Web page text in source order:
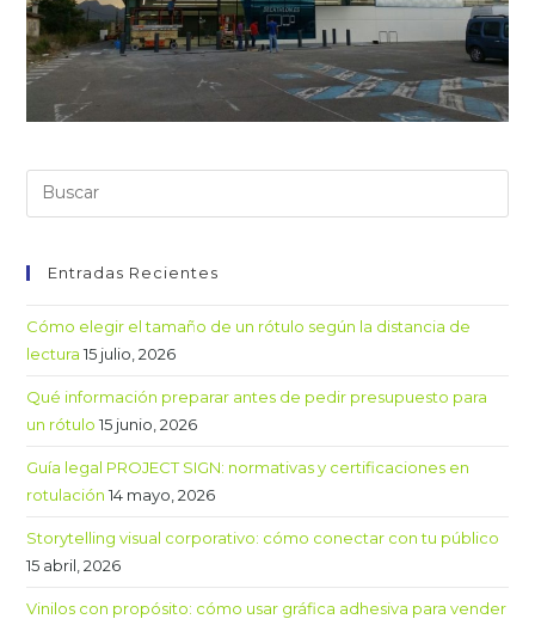
Entradas Recientes
Cómo elegir el tamaño de un rótulo según la distancia de
lectura 15 julio, 2026
Qué información preparar antes de pedir presupuesto para
un rótulo 15 junio, 2026
Guía legal PROJECT SIGN: normativas y certificaciones en
rotulación 14 mayo, 2026
Storytelling visual corporativo: cómo conectar con tu público
15 abril, 2026
Vinilos con propósito: cómo usar gráfica adhesiva para vender